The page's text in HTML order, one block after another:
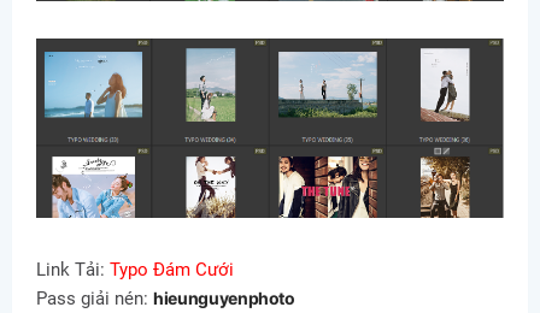
Link Tải: Typo Đám Cưới
Pass giải nén: hieunguyenphoto